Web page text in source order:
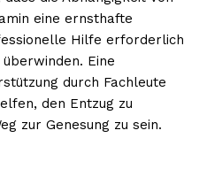
eine ernsthafte
Hilfe erforderlich
Eine
durch Fachleute
den Entzug zu
zur Genesung zu sein.